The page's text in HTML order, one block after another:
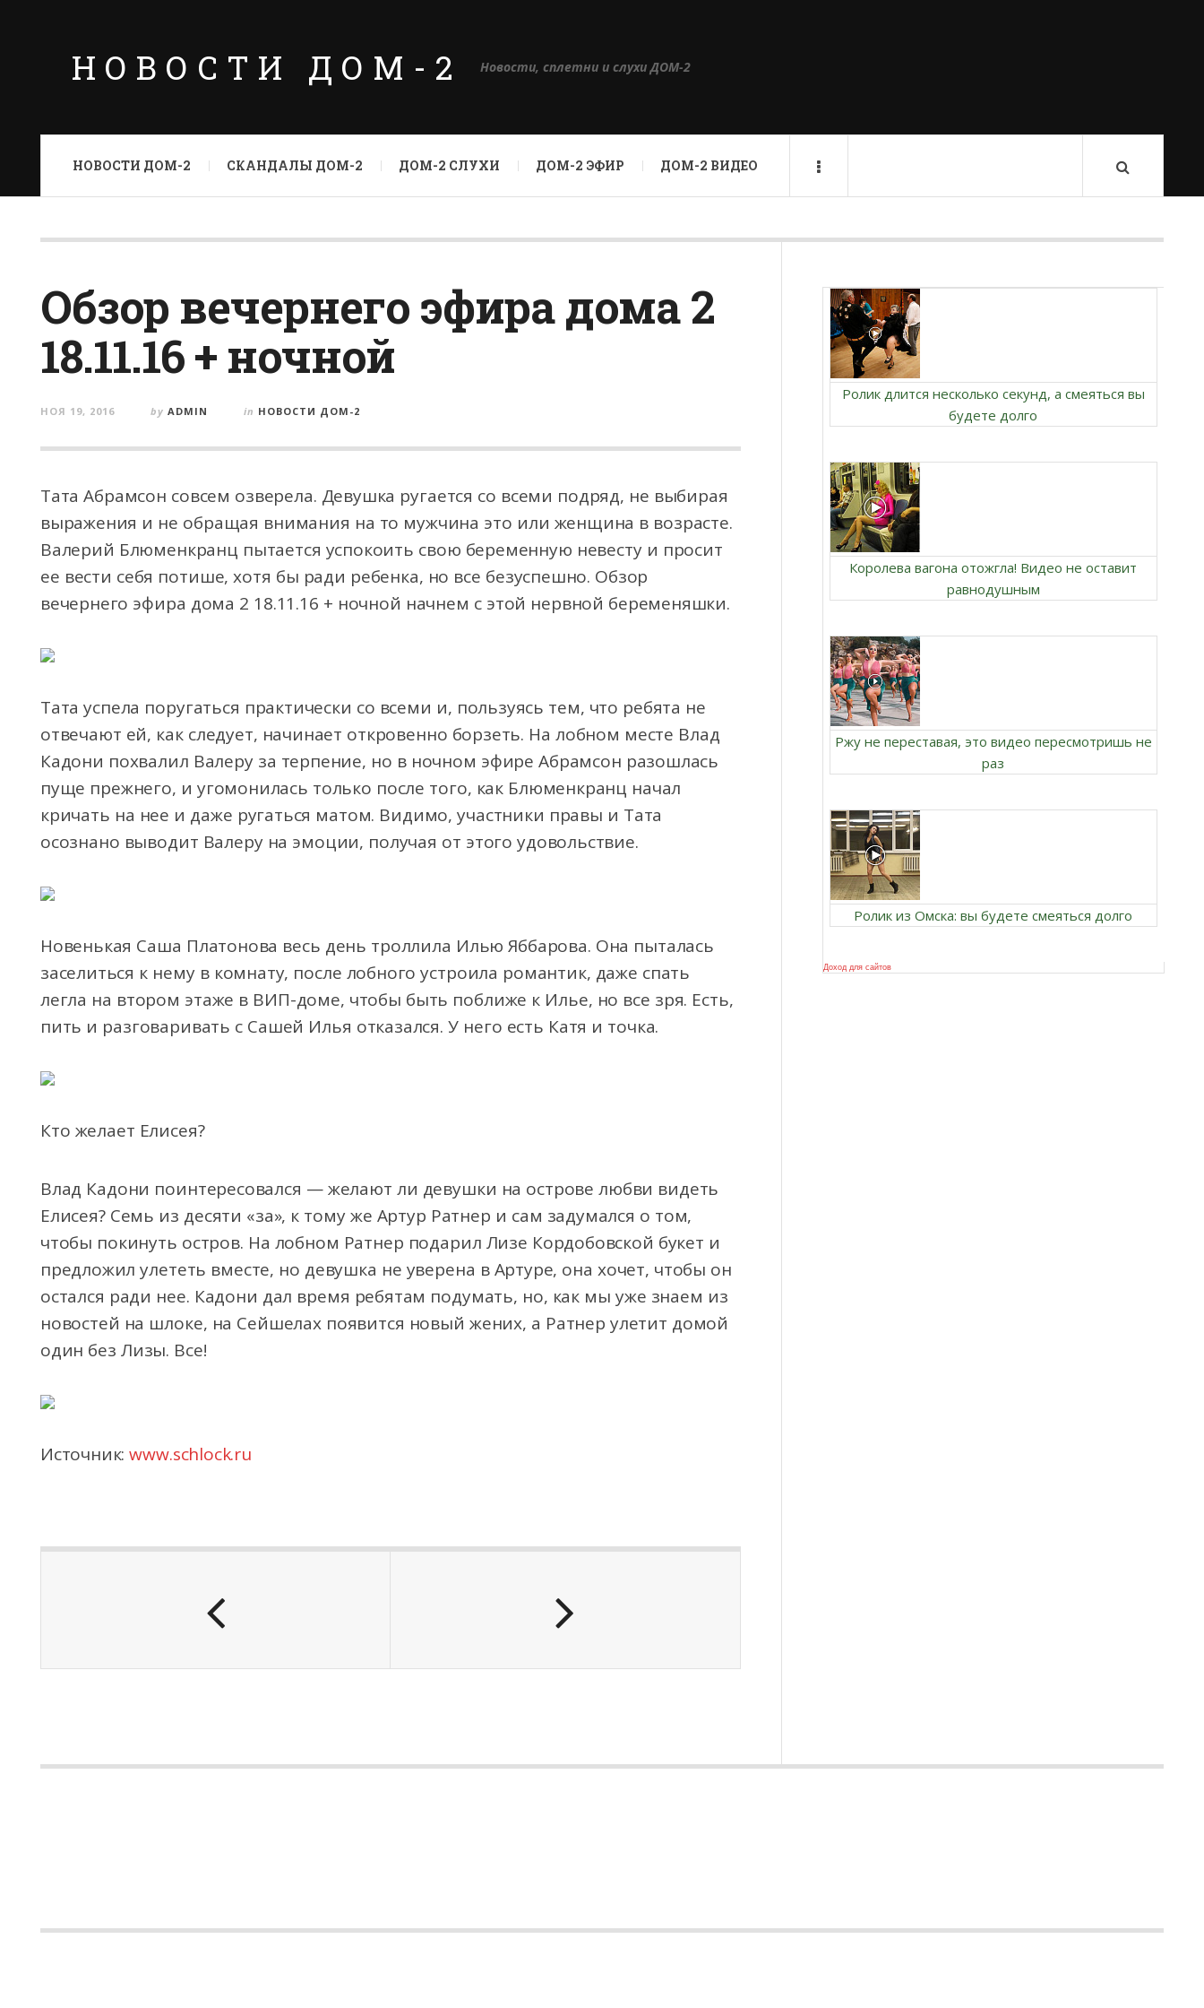
НОВОСТИ ДОМ-2 Новости, сплетни и слухи ДОМ-2
НОВОСТИ ДОМ-2 СКАНДАЛЫ ДОМ-2 ДОМ-2 СЛУХИ ДОМ-2 ЭФИР ДОМ-2 ВИДЕО
Обзор вечернего эфира дома 2
18.11.16 + ночной
НОЯ 19, 2016 by ADMIN in НОВОСТИ ДОМ-2
Тата Абрамсон совсем озверела. Девушка ругается со всеми подряд, не выбирая
выражения и не обращая внимания на то мужчина это или женщина в возрасте.
Валерий Блюменкранц пытается успокоить свою беременную невесту и просит
ее вести себя потише, хотя бы ради ребенка, но все безуспешно. Обзор
вечернего эфира дома 2 18.11.16 + ночной начнем с этой нервной беременяшки.
Тата успела поругаться практически со всеми и, пользуясь тем, что ребята не
отвечают ей, как следует, начинает откровенно борзеть. На лобном месте Влад
Кадони похвалил Валеру за терпение, но в ночном эфире Абрамсон разошлась
пуще прежнего, и угомонилась только после того, как Блюменкранц начал
кричать на нее и даже ругаться матом. Видимо, участники правы и Тата
осознано выводит Валеру на эмоции, получая от этого удовольствие.
Новенькая Саша Платонова весь день троллила Илью Яббарова. Она пыталась
заселиться к нему в комнату, после лобного устроила романтик, даже спать
легла на втором этаже в ВИП-доме, чтобы быть поближе к Илье, но все зря. Есть,
пить и разговаривать с Сашей Илья отказался. У него есть Катя и точка.
Кто желает Елисея?
Влад Кадони поинтересовался — желают ли девушки на острове любви видеть
Елисея? Семь из десяти «за», к тому же Артур Ратнер и сам задумался о том,
чтобы покинуть остров. На лобном Ратнер подарил Лизе Кордобовской букет и
предложил улететь вместе, но девушка не уверена в Артуре, она хочет, чтобы он
остался ради нее. Кадони дал время ребятам подумать, но, как мы уже знаем из
новостей на шлоке, на Сейшелах появится новый жених, а Ратнер улетит домой
один без Лизы. Все!
Источник:www.schlock.ru
Ролик длится несколько секунд, а смеяться вы
будете долго
Королева вагона отожгла! Видео не оставит
равнодушным
Ржу не переставая, это видео пересмотришь не
раз
Ролик из Омска: вы будете смеяться долго
Доход для сайтов